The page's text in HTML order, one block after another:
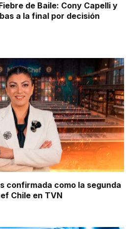
de Baile: Cony Capelli y
a la final por decisión
confirmada como la segunda
Chile en TVN